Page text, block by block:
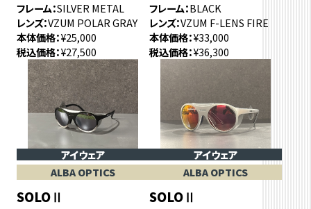
フレーム SILVER METAL
レンズ VZUM POLAR GRAY
本体価格 ¥25,000
税込価格 ¥27,500
フレーム BLACK
レンズ VZUM F-LENS FIRE
本体価格 ¥33,000
税込価格 ¥36,300
アイウェア
ALBA OPTICS
SOLOⅡ
アイウェア
ALBA OPTICS
SOLOⅡ